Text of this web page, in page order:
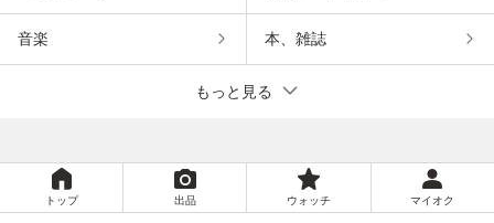
音楽 本、雑誌
もっと見る
トップ 出品 ウォッチ マイオク